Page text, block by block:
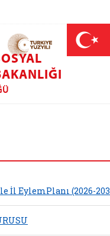
sekmede açılır)
bağış sayfası (yeni
İl EylemPlanı (2026-